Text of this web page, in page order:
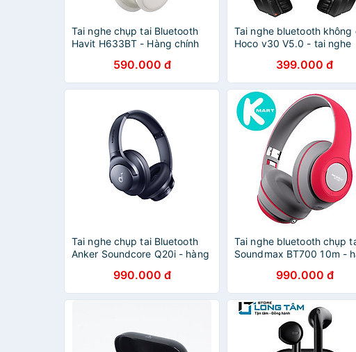
Tai nghe chụp tai Bluetooth
Havit H633BT - Hàng chính
590.000 đ
Tai nghe bluetooth không
Hoco v30 V5.0 - tai nghe
lại - hàng chính hãng
399.000 đ
Tai nghe chụp tai Bluetooth
Anker Soundcore Q20i - hàng
990.000 đ
Tai nghe bluetooth chụp
Soundmax BT700 10m -
990.000 đ